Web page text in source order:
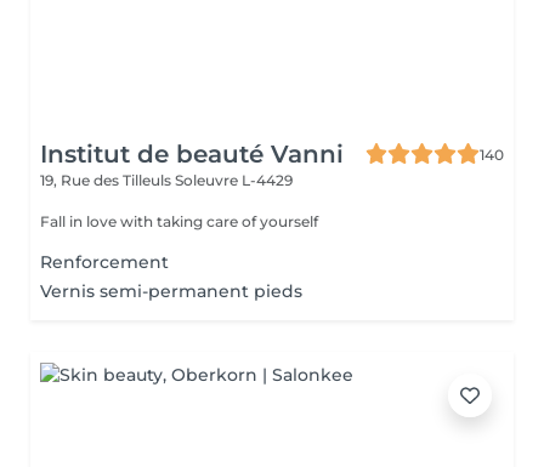
Institut de beauté Vanni
140
19, Rue des Tilleuls Soleuvre L-4429
Fall in love with taking care of yourself
Renforcement
Vernis semi-permanent pieds